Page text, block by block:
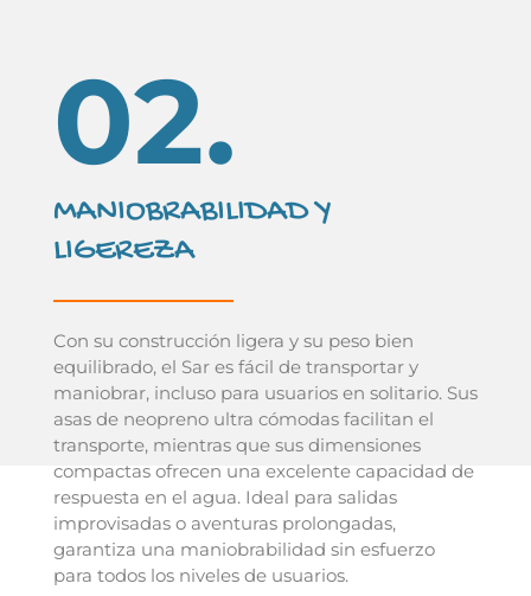
02.
MANIOBRABILIDAD Y
LIGEREZA
Con su construcción ligera y su peso bien
equilibrado, el Sar es fácil de transportar y
maniobrar, incluso para usuarios en solitario. Sus
asas de neopreno ultra cómodas facilitan el
transporte, mientras que sus dimensiones
compactas ofrecen una excelente capacidad de
respuesta en el agua. Ideal para salidas
improvisadas o aventuras prolongadas,
garantiza una maniobrabilidad sin esfuerzo
para todos los niveles de usuarios.